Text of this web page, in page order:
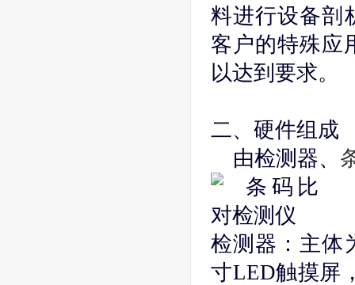
料进行设备
客户的特殊应
以达到要求。
二、硬件组成
由检测器、
检测器：主体
寸LED触摸屏